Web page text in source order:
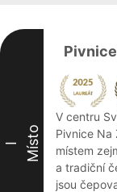
I Místo
V centru
Pivnice Na
místem
a tradiční
jsou